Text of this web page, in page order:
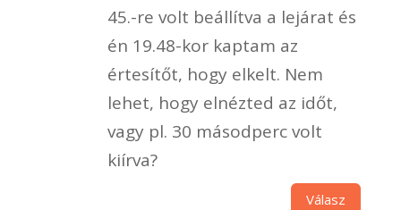
45.-re volt beállítva a lejárat és
én 19.48-kor kaptam az
értesítőt, hogy elkelt. Nem
lehet, hogy elnézted az időt,
vagy pl. 30 másodperc volt
kiírva?
Válasz